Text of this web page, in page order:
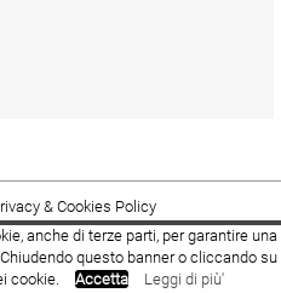
& Cookies Policy
anche di terze parti, per garantire una
questo banner o cliccando su
cookie.
Accetta Leggi di più'
Facebook
Youtube